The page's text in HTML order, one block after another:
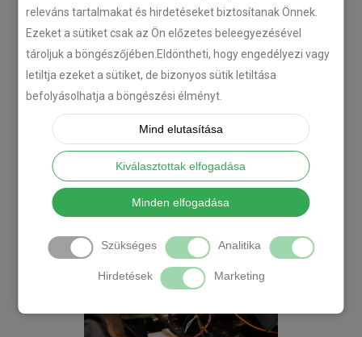
releváns tartalmakat és hirdetéseket biztosítanak Önnek.
Ezeket a sütiket csak az Ön előzetes beleegyezésével
tároljuk a böngészőjében.Eldöntheti, hogy engedélyezi vagy
letiltja ezeket a sütiket, de bizonyos sütik letiltása
befolyásolhatja a böngészési élményt.
Mind elutasítása
Kiválasztottak elfogadása
Minden elfogadása
Szükséges Analitika
Hirdetések Marketing